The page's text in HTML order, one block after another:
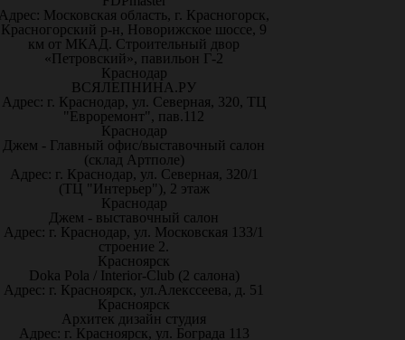
Московская область, г. Красногорск,
Красногорский р-н, Новорижское шоссе, 9
км от МКАД. Строительный двор
«Петровский», павильон Г-2
Краснодар
ВСЯЛЕПНИНА.РУ
Адрес: г. Краснодар, ул. Северная, 320, ТЦ
"Евроремонт", пав.112
Краснодар
Джем - Главный офис/выставочный салон
(склад Артполе)
Адрес: г. Краснодар, ул. Северная, 320/1
(ТЦ "Интерьер"), 2 этаж
Краснодар
Джем - выставочный салон
Адрес: г. Краснодар, ул. Московская 133/1
строение 2.
Красноярск
Doka Pola / Interior-Club (2 салона)
Адрес: г. Красноярск, ул.Алекссеева, д. 51
Красноярск
Архитек дизайн студия
Адрес: г. Красноярск, ул. Бограда 113